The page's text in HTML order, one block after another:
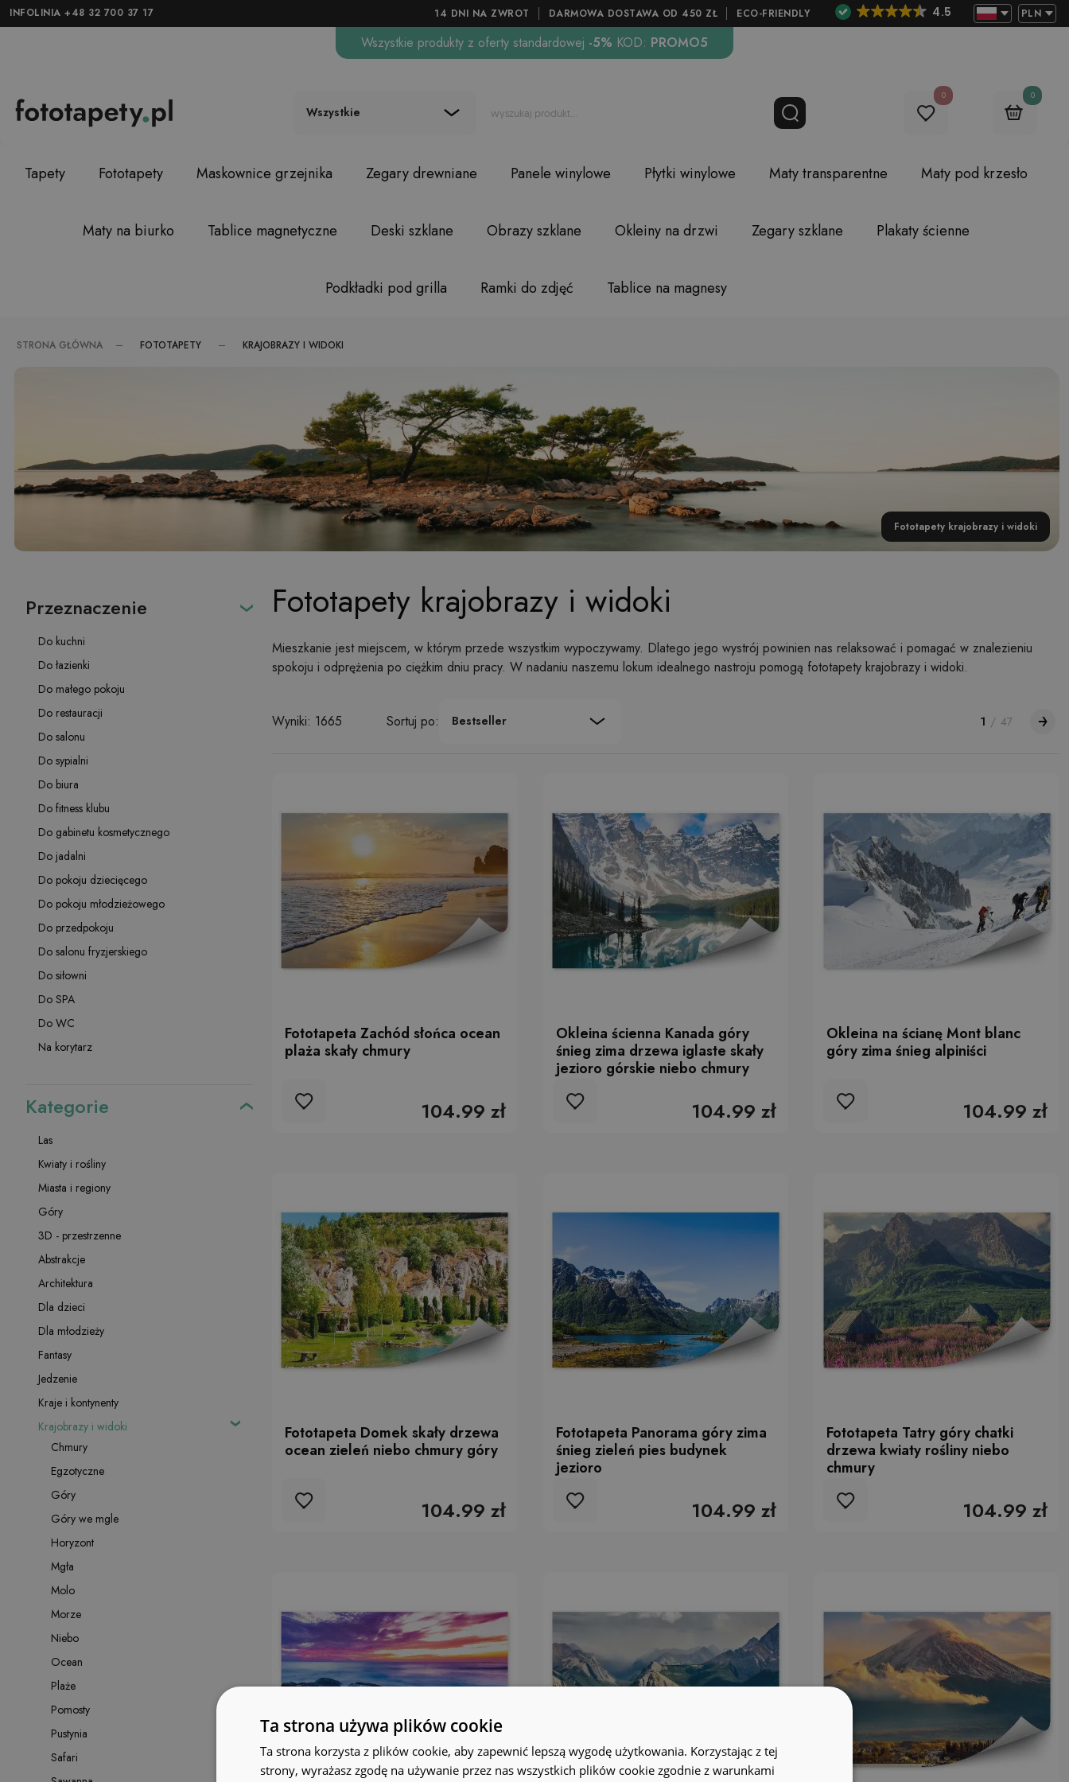
INFOLINIA +48 32 700 37 17 14 DNI NA ZWROT DARMOWA DOSTAWA OD 450 ZŁ ECO-FRIENDLY 4.5 PLN
Wszystkie produkty z oferty standardowej -5% KOD: PROMO5
Wszystkie
0 0
Tapety Fototapety Maskownice grzejnika Zegary drewniane Panele winylowe Płytki winylowe Maty transparentne Maty pod krzesło
Maty na biurko Tablice magnetyczne Deski szklane Obrazy szklane Okleiny na drzwi Zegary szklane Plakaty ścienne
Podkładki pod grilla Ramki do zdjęć Tablice na magnesy
STRONA GŁÓWNA FOTOTAPETY KRAJOBRAZY I WIDOKI
Fototapety krajobrazy i widoki
Przeznaczenie
Do kuchni
Do łazienki
Do małego pokoju
Do restauracji
Do salonu
Do sypialni
Do biura
Do fitness klubu
Do gabinetu kosmetycznego
Do jadalni
Do pokoju dziecięcego
Do pokoju młodzieżowego
Do przedpokoju
Do salonu fryzjerskiego
Do siłowni
Do SPA
Do WC
Na korytarz
Kategorie
Las
Kwiaty i rośliny
Miasta i regiony
Góry
3D - przestrzenne
Abstrakcje
Architektura
Dla dzieci
Dla młodzieży
Fantasy
Jedzenie
Kraje i kontynenty
Krajobrazy i widoki
Chmury
Egzotyczne
Góry
Góry we mgle
Horyzont
Mgła
Molo
Morze
Niebo
Ocean
Plaże
Pomosty
Pustynia
Safari
Fototapety krajobrazy i widoki
Mieszkanie jest miejscem, w którym przede wszystkim wypoczywamy. Dlatego jego wystrój powinien nas relaksować i pomagać w znalezieniu
spokoju i odprężenia po ciężkim dniu pracy. W nadaniu naszemu lokum idealnego nastroju pomogą fototapety krajobrazy i widoki.
Wyniki: 1665 Sortuj po: Bestseller 1 / 47
Fototapeta Zachód słońca ocean
plaża skały chmury
104.99 zł
Okleina ścienna Kanada góry
śnieg zima drzewa iglaste skały
jezioro górskie niebo chmury
104.99 zł
Okleina na ścianę Mont blanc
góry zima śnieg alpiniści
104.99 zł
Fototapeta Domek skały drzewa
ocean zieleń niebo chmury góry
104.99 zł
Fototapeta Panorama góry zima
śnieg zieleń pies budynek
jezioro
104.99 zł
Fototapeta Tatry góry chatki
drzewa kwiaty rośliny niebo
chmury
104.99 zł
Ta strona używa plików cookie
Ta strona korzysta z plików cookie, aby zapewnić lepszą wygodę użytkowania. Korzystając z tej
strony, wyrażasz zgodę na używanie przez nas wszystkich plików cookie zgodnie z warunkami